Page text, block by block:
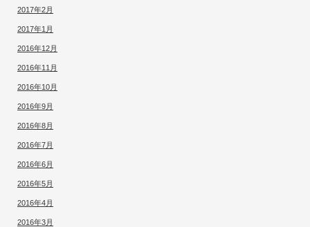
2017年2月
2017年1月
2016年12月
2016年11月
2016年10月
2016年9月
2016年8月
2016年7月
2016年6月
2016年5月
2016年4月
2016年3月